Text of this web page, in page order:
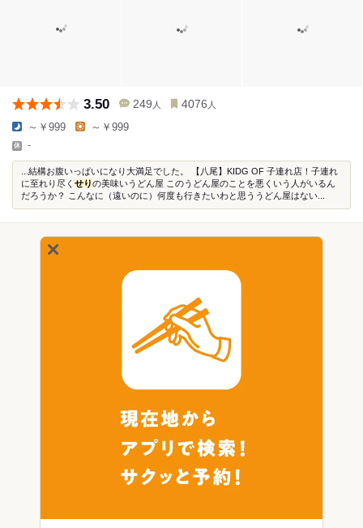
3.50 249 人 4076 人
～￥999 ～￥999
-
...結構お腹いっぱいになり大満足でした。 【八尾】KIDG OF 子連れ店！子連れ
に至れり尽く せりの美味いうどん屋 このうどん屋のことを悪くいう人がいるん
だろうか？ こんなに（遠いのに）何度も行きたいわと思ううどん屋はない...